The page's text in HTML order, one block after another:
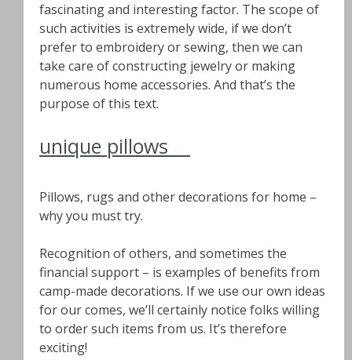
fascinating and interesting factor. The scope of
such activities is extremely wide, if we don’t
prefer to embroidery or sewing, then we can
take care of constructing jewelry or making
numerous home accessories. And that’s the
purpose of this text.
unique pillows
Pillows, rugs and other decorations for home –
why you must try.
Recognition of others, and sometimes the
financial support – is examples of benefits from
camp-made decorations. If we use our own ideas
for our comes, we’ll certainly notice folks willing
to order such items from us. It’s therefore
exciting!